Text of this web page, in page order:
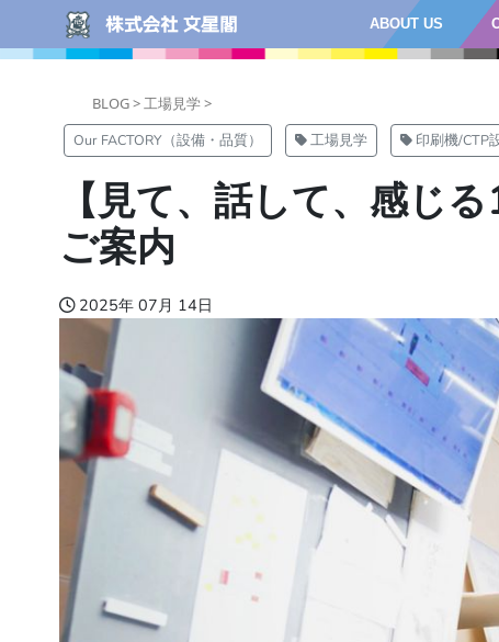
ABOUT US
BLOG >工場見学 >
Our FACTORY（設備・品質） 工場見学 印刷機/CTP
【見て、話して、感じ
ご案内
2025年 07月 14日